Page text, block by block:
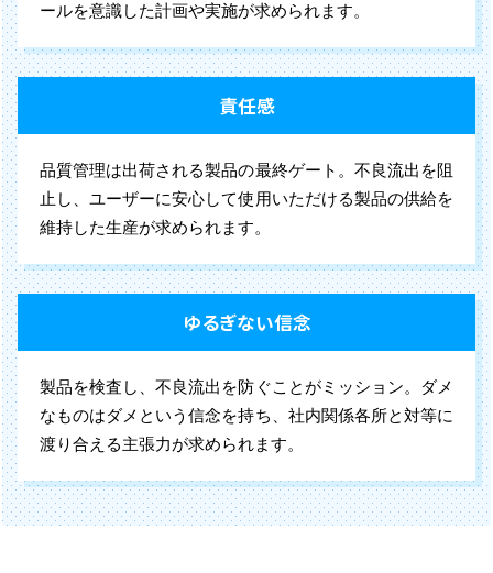
ールを意識した計画や実施が求められます。
責任感
品質管理は出荷される製品の最終ゲート。不良流出を阻
止し、ユーザーに安心して使用いただける製品の供給を
維持した生産が求められます。
ゆるぎない信念
製品を検査し、不良流出を防ぐことがミッション。ダメ
なものはダメという信念を持ち、社内関係各所と対等に
渡り合える主張力が求められます。